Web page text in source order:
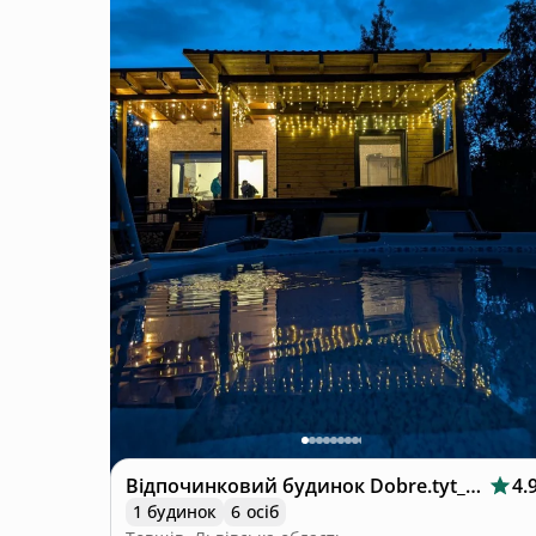
Відпочинковий будинок Dobre.tyt_house
1 будинок
6 осіб